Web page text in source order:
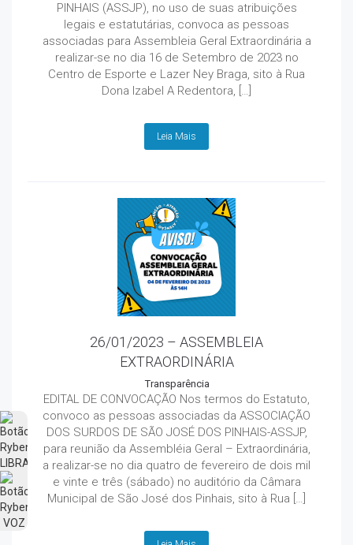
PINHAIS (ASSJP), no uso de suas atribuições
legais e estatutárias, convoca as pessoas
associadas para Assembleia Geral Extraordinária a
realizar-se no dia 16 de Setembro de 2023 no
Centro de Esporte e Lazer Ney Braga, sito à Rua
Dona Izabel A Redentora, […]
Leia Mais
26/01/2023 – ASSEMBLEIA
EXTRAORDINÁRIA
Transparência
EDITAL DE CONVOCAÇÃO Nos termos do Estatuto,
convoco as pessoas associadas da ASSOCIAÇÃO
DOS SURDOS DE SÃO JOSÉ DOS PINHAIS-ASSJP,
para reunião da Assembléia Geral – Extraordinária,
a realizar-se no dia quatro de fevereiro de dois mil
e vinte e três (sábado) no auditório da Câmara
Municipal de São José dos Pinhais, sito à Rua […]